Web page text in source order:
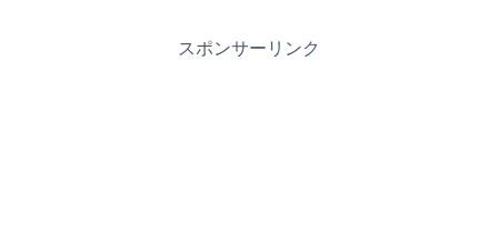
スポンサーリンク